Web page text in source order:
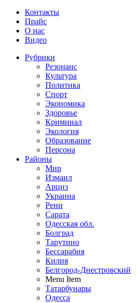
Контакты
Прайс
О нас
Видео
Рубрики
Резонанс
Культура
Политика
Спорт
Экономика
Здоровье
Криминал
Экология
Образование
Персона
Районы
Мир
Измаил
Арциз
Украина
Рени
Сарата
Одесская обл.
Болград
Тарутино
Бессарабия
Килия
Белгород-Днестровский
Menu Item
Татарбунары
Одесса